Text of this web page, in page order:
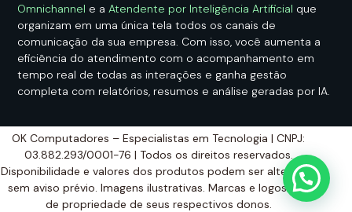
Omnichannel e aAtendente por Inteligência Artificial que
organizam em uma única tela todos os canais de
comunicação da sua empresa. Com isso, você aumenta a
eficiência do atendimento com o acompanhamento em
tempo real de todas as interações e ganha gestão
completa com relatórios, resumos e análise geradas por IA.
OK Computadores – Especialistas em Tecnologia | CNPJ:
03.882.293/0001-76 | Todos os direitos reservados.
Disponibilidade e valores dos produtos podem ser alterados
sem aviso prévio. Imagens ilustrativas. Marcas e logos são
de propriedade de seus respectivos donos.